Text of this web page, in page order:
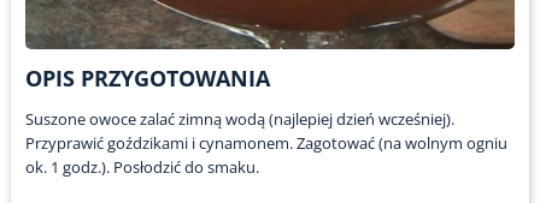
OPIS PRZYGOTOWANIA
Suszone owoce zalać zimną wodą (najlepiej dzień wcześniej).
Przyprawić goździkami i cynamonem. Zagotować (na wolnym ogniu
ok. 1 godz.). Posłodzić do smaku.